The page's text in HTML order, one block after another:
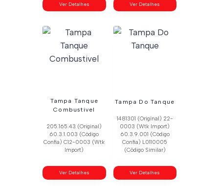
Ver Detalhes Ver Detalhes
Tampa Tanque
Combustivel
205.165.43 (Original)
60.3.1.003 (Código
Confia) C12-0003 (Wtk
Import)
Ver Detalhes
Tampa Do Tanque
1481301 (Original) 22-
0003 (Wtk Import)
60.3.9.001 (Código
Confia) L0110005
(Código Similar)
Ver Detalhes